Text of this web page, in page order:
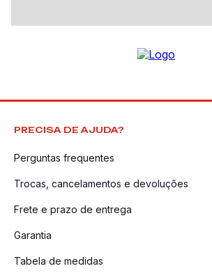
PRECISA DE AJUDA?
Perguntas frequentes
Trocas, cancelamentos e devoluções
Frete e prazo de entrega
Garantia
Tabela de medidas